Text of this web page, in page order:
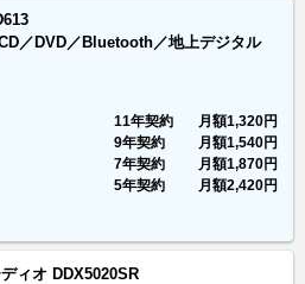
／DVD／Bluetooth／地上デジタル
11年契約 月額1,320円
9年契約
月額1,540円
7年契約
月額1,870円
5年契約
月額2,420円
ィオ DDX5020SR